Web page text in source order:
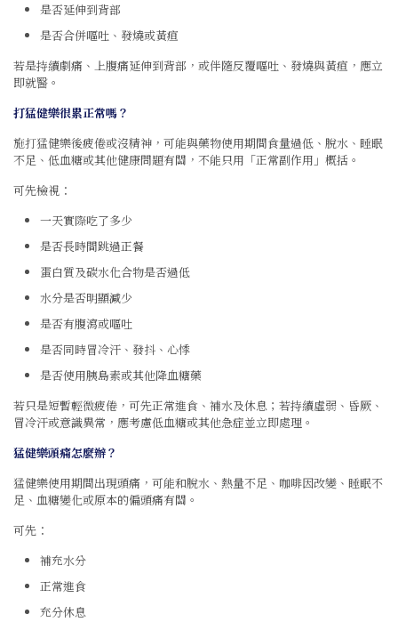
是否延伸到背部
是否合併嘔吐、發燒或黃疸
若是持續劇痛、上腹痛延伸到背部，或伴隨反覆嘔吐、發燒與黃疸，應立
即就醫。
打猛健樂很累正常嗎？
施打猛健樂後疲倦或沒精神，可能與藥物使用期間食量過低、脫水、睡眠
不足、低血糖或其他健康問題有關，不能只用「正常副作用」概括。
可先檢視：
一天實際吃了多少
是否長時間跳過正餐
蛋白質及碳水化合物是否過低
水分是否明顯減少
是否有腹瀉或嘔吐
是否同時冒冷汗、發抖、心悸
是否使用胰島素或其他降血糖藥
若只是短暫輕微疲倦，可先正常進食、補水及休息；若持續虛弱、昏厥、
冒冷汗或意識異常，應考慮低血糖或其他急症並立即處理。
猛健樂頭痛怎麼辦？
猛健樂使用期間出現頭痛，可能和脫水、熱量不足、咖啡因改變、睡眠不
足、血糖變化或原本的偏頭痛有關。
可先：
補充水分
正常進食
充分休息